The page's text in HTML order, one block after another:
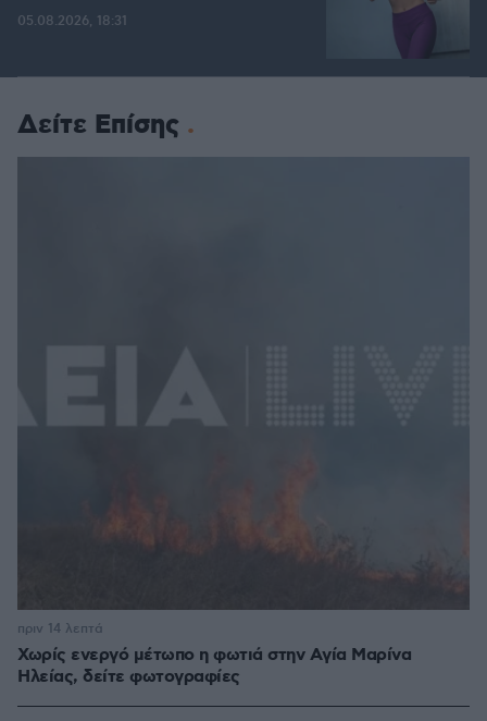
05.08.2026, 18:31
Δείτε Επίσης
Χωρίς ενεργό μέτωπο η φωτιά στην Aγία Μαρίνα
Ηλείας, δείτε φωτογραφίες
πριν 14 λεπτά